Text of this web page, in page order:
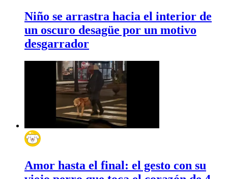
Niño se arrastra hacia el interior de
un oscuro desagüe por un motivo
desgarrador
Amor hasta el final: el gesto con su